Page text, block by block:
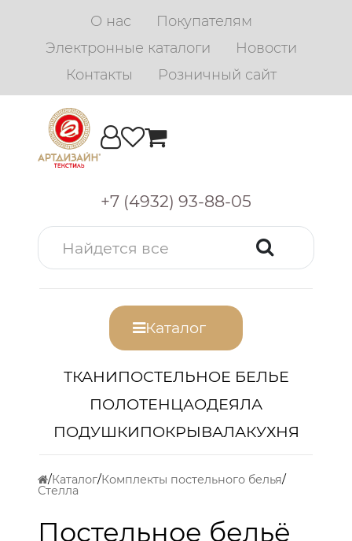
О нас
Покупателям
Электронные каталоги
Новости
Контакты
Розничный сайт
+7 (4932) 93-88-05
Каталог
ТКАНИПОСТЕЛЬНОЕ БЕЛЬЕ
ПОЛОТЕНЦАОДЕЯЛА
ПОДУШКИПОКРЫВАЛАКУХНЯ
Каталог Комплекты постельного белья
Стелла
Постельное бельё